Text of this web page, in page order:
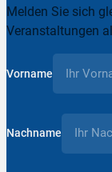
Melden Sie sich
Veranstaltungen
Vorname
Nachname